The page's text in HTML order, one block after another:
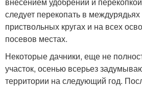
следует перекопать в
приствольных кругах и на всех
посевов местах.
Некоторые дачники, еще не
участок, осенью всерьез
территории на следующий год.